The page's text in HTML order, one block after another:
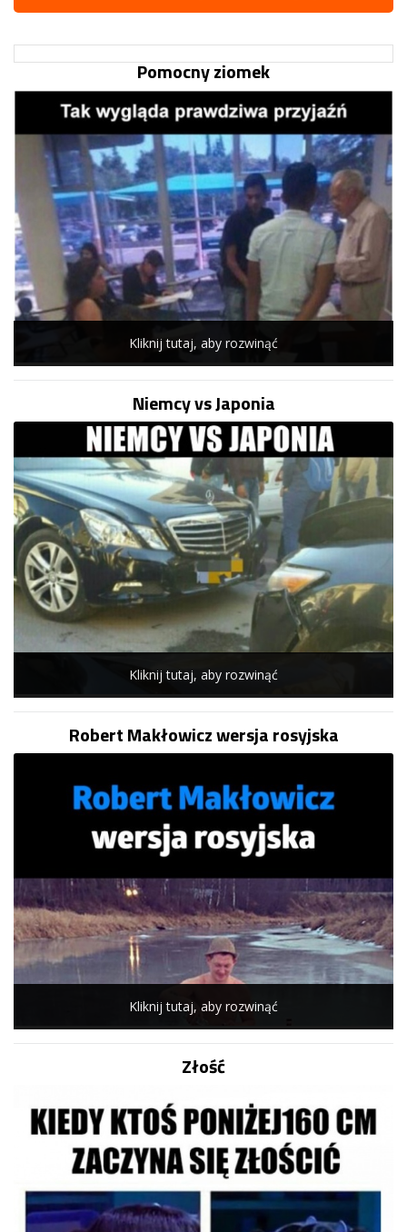
Pomocny ziomek
Kliknij tutaj, aby rozwinąć
Niemcy vs Japonia
Kliknij tutaj, aby rozwinąć
Robert Makłowicz wersja rosyjska
Kliknij tutaj, aby rozwinąć
Złość